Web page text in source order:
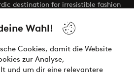
Wahl!
Cookies, damit die Website
zur Analyse,
und um dir eine relevantere
destination for irresistible fashion
to make finding your next look
It’s all here.
Visit Ellos